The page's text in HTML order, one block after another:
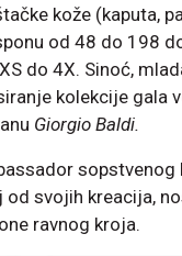
kože (kaputa,
od 48 do 198
do 4X. Sinoć,
kolekcije gala
Giorgio Baldi.
sopstvenog
od svojih kreacija,
ravnog kroja.